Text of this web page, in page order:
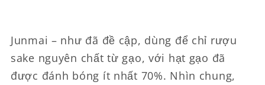
Junmai – như đã đề cập, dùng để chỉ rượu
sake nguyên chất từ ​​gạo, với hạt gạo đã
được đánh bóng ít nhất 70%. Nhìn chung,